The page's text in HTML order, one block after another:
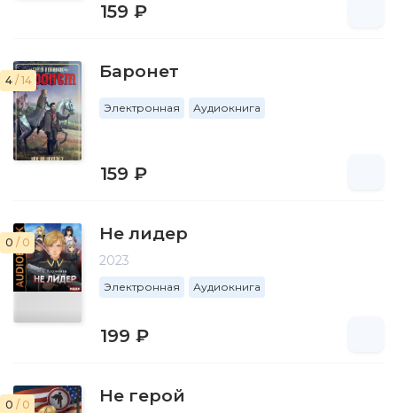
159 ₽
4 / 14 Баронет
Электронная Аудиокнига
159 ₽
0 / 0 Не лидер
2023
Электронная Аудиокнига
199 ₽
0 / 0 Не герой